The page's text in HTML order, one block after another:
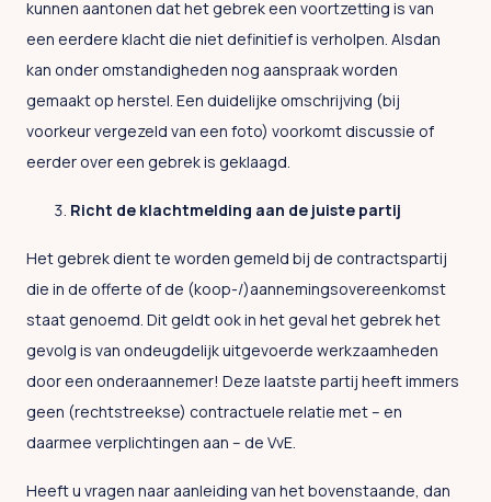
kunnen aantonen dat het gebrek een voortzetting is van
een eerdere klacht die niet definitief is verholpen. Alsdan
kan onder omstandigheden nog aanspraak worden
gemaakt op herstel. Een duidelijke omschrijving (bij
voorkeur vergezeld van een foto) voorkomt discussie of
eerder over een gebrek is geklaagd.
Richt de klachtmelding aan de juiste partij
Het gebrek dient te worden gemeld bij de contractspartij
die in de offerte of de (koop-/)aannemingsovereenkomst
staat genoemd. Dit geldt ook in het geval het gebrek het
gevolg is van ondeugdelijk uitgevoerde werkzaamheden
door een onderaannemer! Deze laatste partij heeft immers
geen (rechtstreekse) contractuele relatie met – en
daarmee verplichtingen aan – de VvE.
Heeft u vragen naar aanleiding van het bovenstaande, dan